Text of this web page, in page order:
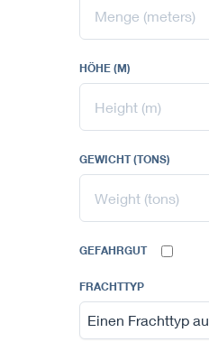
HÖHE (M)
GEWICHT (TONS)
GEFAHRGUT
FRACHTTYP